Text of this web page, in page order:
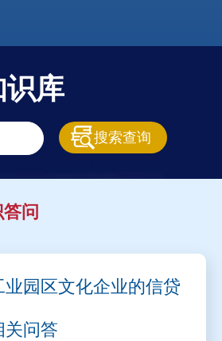
识库
问
业园区文化企业的信贷
关问答